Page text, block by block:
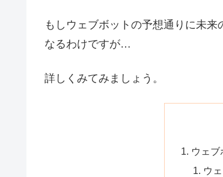
もしウェブボットの予想通りに未
なるわけですが…
詳しくみてみましょう。
ウェブ
ウ